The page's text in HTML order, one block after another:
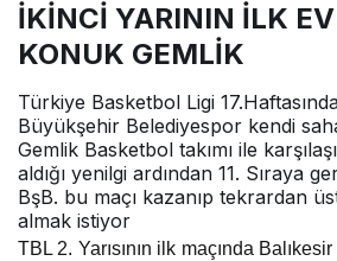
İKİNCİ YARININ İLK
KONUK GEMLİK
Türkiye Basketbol Ligi
Büyükşehir Belediyespor kendi
Gemlik Basketbol takımı ile
aldığı yenilgi ardından 11. Sıraya
BşB. bu maçı kazanıp tekrardan
almak istiyor
TBL 2. Yarısının ilk maçında